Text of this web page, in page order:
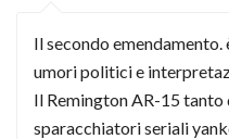
Il secondo
umori politici e
Il Remington AR-15
sparacchiatori seriali